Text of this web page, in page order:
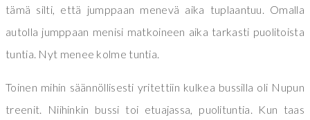
tämä silti, että jumppaan menevä aika tuplaantuu. Omalla
autolla jumppaan menisi matkoineen aika tarkasti puolitoista
tuntia. Nyt menee kolme tuntia.
Toinen mihin säännöllisesti yritettiin kulkea bussilla oli Nupun
treenit. Niihinkin bussi toi etuajassa, puolituntia. Kun taas